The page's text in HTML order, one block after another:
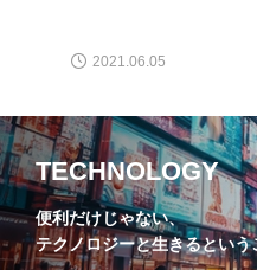
2021.06.05
TECHNOLOGY
便利だけじゃない、
テクノロジーと生きるという